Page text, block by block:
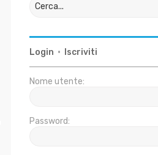
Login • Iscriviti
Nome utente:
Password: